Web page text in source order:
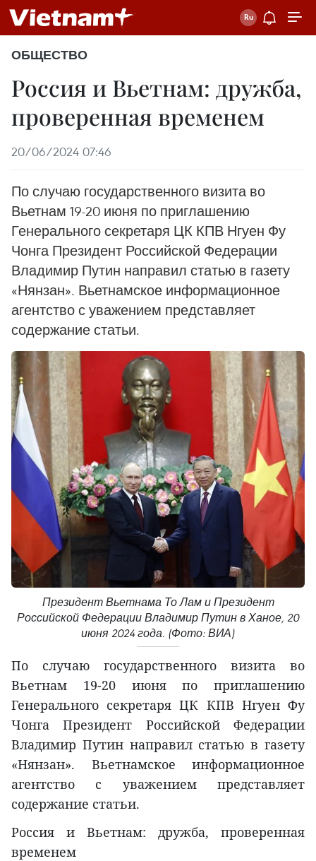
ОБЩЕСТВО
Россия и Вьетнам: дружба,
проверенная временем
20/06/2024 07:46
По случаю государственного визита во
Вьетнам 19-20 июня по приглашению
Генерального секретаря ЦК КПВ Нгуен Фу
Чонга Президент Российской Федерации
Владимир Путин направил статью в газету
«Нянзан». Вьетнамское информационное
агентство с уважением представляет
содержание статьи.
Президент Вьетнама То Лам и Президент
Российской Федерации Владимир Путин в Ханое, 20
июня 2024 года. (Фото: ВИА)
По случаю государственного визита во
Вьетнам 19-20 июня по приглашению
Генерального секретаря ЦК КПВ Нгуен Фу
Чонга Президент Российской Федерации
Владимир Путин направил статью в газету
«Нянзан». Вьетнамское информационное
агентство с уважением представляет
содержание статьи.
Россия и Вьетнам: дружба, проверенная
временем